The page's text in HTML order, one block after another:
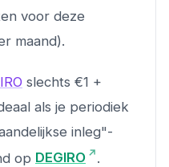
voor deze
maand).
slechts €1 +
als je periodiek
inleg"-
op DEGIRO .